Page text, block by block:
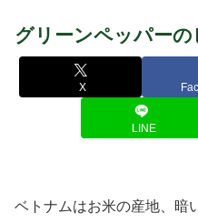
グリーンペッパーの
X
LINE
ベトナムはお米の産地、暗